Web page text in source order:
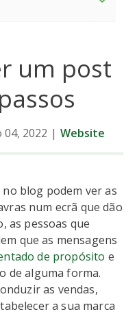
um post
2022 | Website
no blog podem ver as
num ecrã que dão
as pessoas que
que as mensagens
de propósito e
de alguma forma.
as vendas,
a sua marca